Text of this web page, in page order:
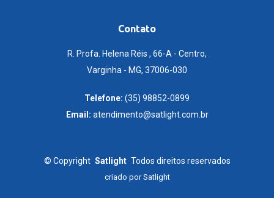
Contato
R. Profa. Helena Réis , 66-A - Centro,
Varginha - MG, 37006-030
Telefone: (35) 98852-0899
Email: atendimento@satlight.com.br
© Copyright Satlight Todos direitos reservados
criado porSatlight